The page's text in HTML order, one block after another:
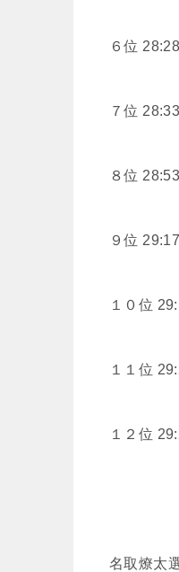
６位
７位
８位
９位
１０位
１１位
１２位
名取燎太